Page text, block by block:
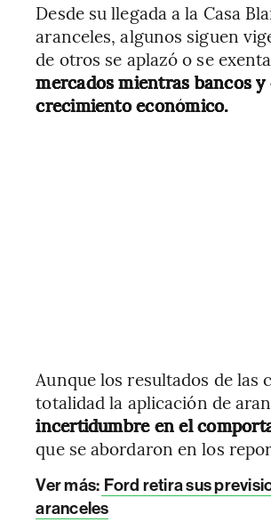
Desde su llegada a la Casa
aranceles, algunos siguen
de otros se aplazó o se
mercados mientras bancos
crecimiento económico.
Aunque los resultados de
totalidad la aplicación de
incertidumbre en el
que se abordaron en los
Ver más: Ford retira sus
aranceles